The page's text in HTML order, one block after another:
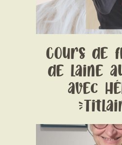
Cours de
de laine
avec